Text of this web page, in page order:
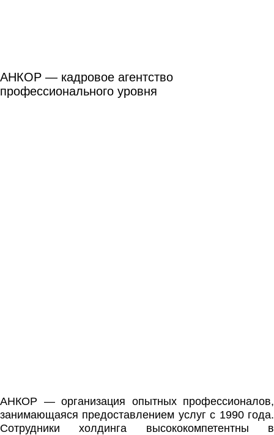
АНКОР — кадровое агентство
профессионального уровня
АНКОР — организация опытных профессионалов,
занимающаяся предоставлением услуг с 1990 года.
Сотрудники холдинга высококомпетентны в